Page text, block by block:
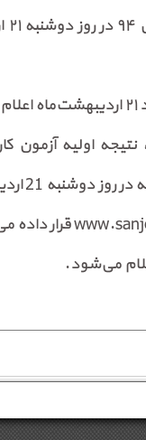
اولیه آزمون
ناپیوسته 94
می‌شود.